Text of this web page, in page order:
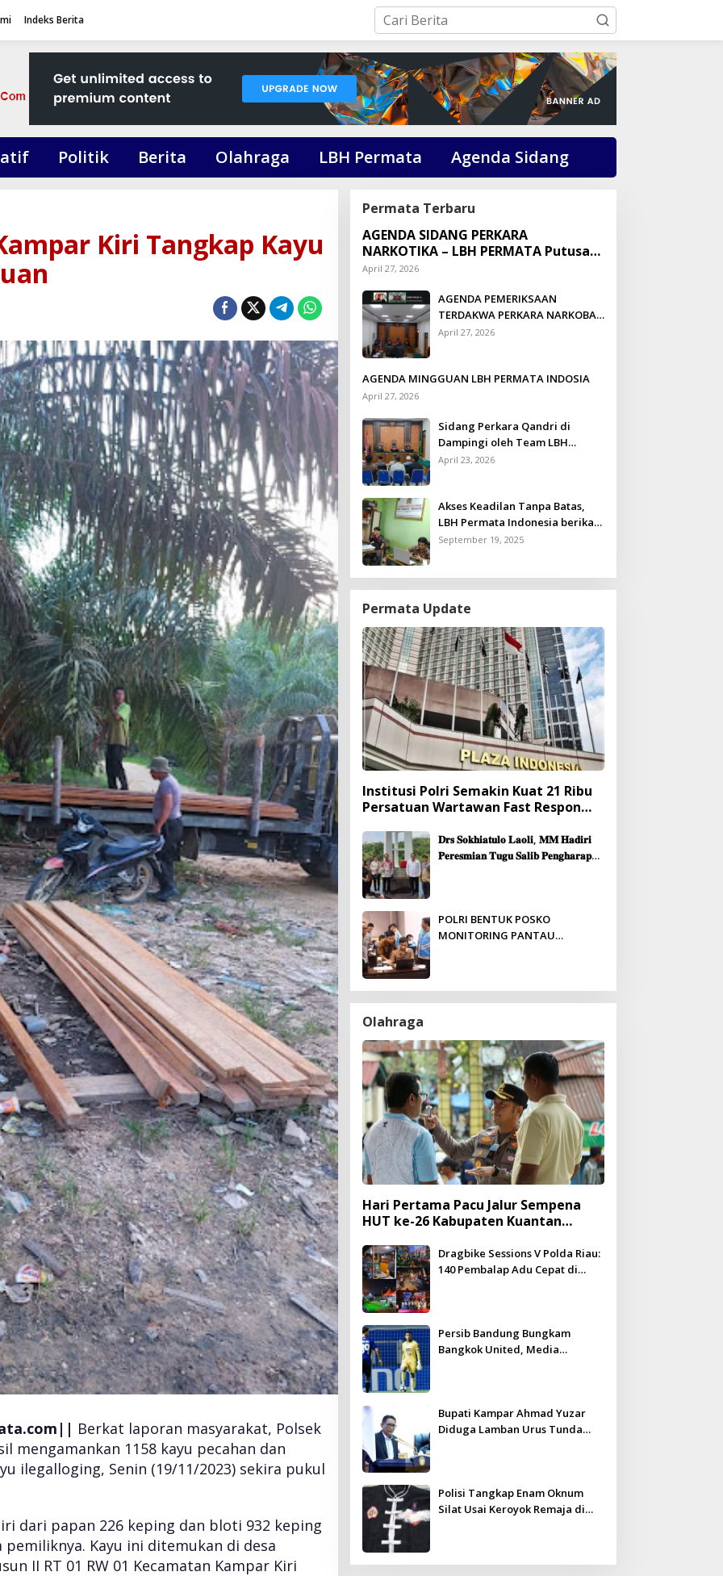
Indeks Berita
Politik Berita Olahraga LBH Permata Agenda Sidang
Kiri Tangkap Kayu
Berkat laporan masyarakat, Polsek
mengamankan 1158 kayu pecahan dan
ilegalloging, Senin (19/11/2023) sekira pukul
dari papan 226 keping dan bloti 932 keping
Kayu ini ditemukan di desa
II RT 01 RW 01 Kecamatan Kampar Kiri
Permata Terbaru
AGENDA SIDANG PERKARA
NARKOTIKA – LBH PERMATA Putusan:
Dikson Simbolon Divonis 3 Tahun
April 27, 2026
AGENDA PEMERIKSAAN
TERDAKWA PERKARA NARKOBA
DI PENGADILAN TALUK
April 27, 2026
AGENDA MINGGUAN LBH PERMATA INDOSIA
April 27, 2026
Sidang Perkara Qandri di
Dampingi oleh Team LBH
Permata Indonesia
April 23, 2026
Akses Keadilan Tanpa Batas,
LBH Permata Indonesia berikan
Layanan Konsultasi Hukum
September 19, 2025
Permata Update
Institusi Polri Semakin Kuat 21 Ribu
Persatuan Wartawan Fast Respon
𝐃𝐫𝐬 𝐒𝐨𝐤𝐡𝐢𝐚𝐭𝐮𝐥𝐨 𝐋𝐚𝐨𝐥𝐢, 𝐌𝐌 𝐇𝐚𝐝𝐢𝐫𝐢
𝐏𝐞𝐫𝐞𝐬𝐦𝐢𝐚𝐧 𝐓𝐮𝐠𝐮 𝐒𝐚𝐥𝐢𝐛 𝐏𝐞𝐧𝐠𝐡𝐚𝐫𝐚𝐩𝐚𝐧
POLRI BENTUK POSKO
MONITORING PANTAU
Olahraga
Hari Pertama Pacu Jalur Sempena
HUT ke-26 Kabupaten Kuantan
Kondusif
Dragbike Sessions V Polda Riau:
140 Pembalap Adu Cepat di
Persib Bandung Bungkam
Bangkok United, Media
Bupati Kampar Ahmad Yuzar
Diduga Lamban Urus Tunda
Polisi Tangkap Enam Oknum
Silat Usai Keroyok Remaja di